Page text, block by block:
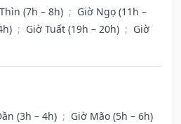
(7h – 8h) ; Giờ Ngọ (11h –
; Giờ Tuất (19h – 20h) ; Giờ
(3h – 4h) ; Giờ Mão (5h – 6h)